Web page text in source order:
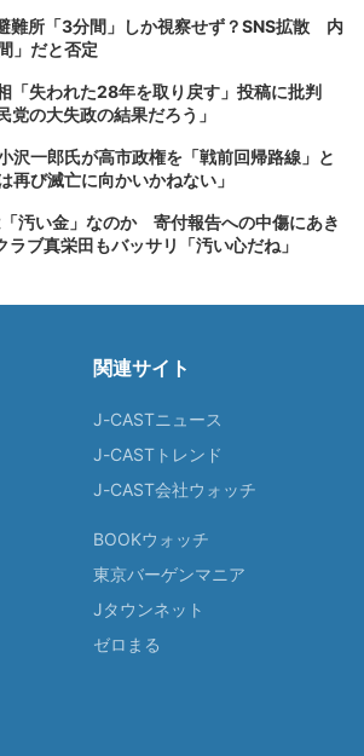
難所「3分間」しか視察せず？SNS拡散 内
」だと否定
「失われた28年を取り戻す」投稿に批判
党の大失政の結果だろう」
沢一郎氏が高市政権を「戦前回帰路線」と
び滅亡に向かいかねない」
汚い金」なのか 寄付報告への中傷にあき
ラブ真栄田もバッサリ「汚い心だね」
関連サイト
J-CASTニュース
J-CASTトレンド
J-CAST会社ウォッチ
BOOKウォッチ
東京バーゲンマニア
Jタウンネット
ゼロまる